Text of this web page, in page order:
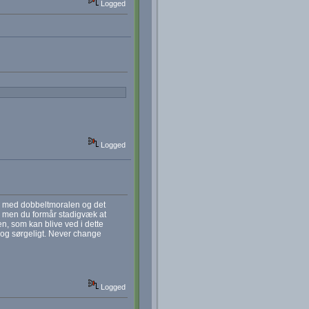
Logged
Logged
dobbeltmoralen og det
men du formår stadigvæk at
som kan blive ved i dette
sørgeligt. Never change
Logged